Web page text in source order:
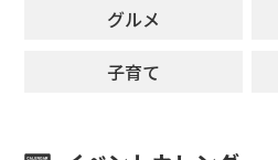
グルメ
子育て